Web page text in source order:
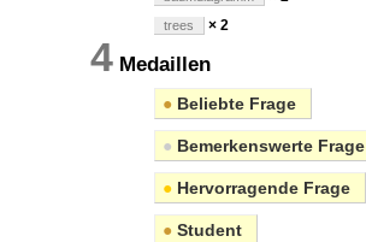
trees × 2
4 Medaillen
● Beliebte Frage
● Bemerkenswerte Frage
● Hervorragende Frage
● Student